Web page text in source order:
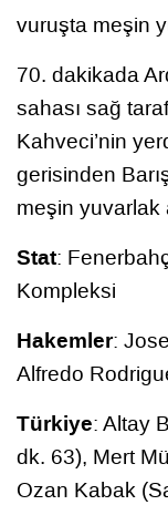
vuruşta meşin
70. dakikada
sahası sağ
Kahveci’nin
gerisinden
meşin yuvarlak
Stat:
Kompleksi
Hakemler:
Alfredo
Türkiye: Altay
dk. 63), Mert
Ozan Kabak